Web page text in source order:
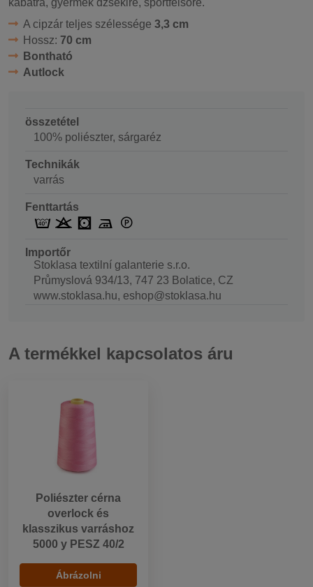
kabátra, gyermek dzsekire, sportfelsőre.
A cipzár teljes szélessége 3,3 cm
Hossz: 70 cm
Bontható
Autlock
összetétel
100% poliészter, sárgaréz
Technikák
varrás
Fenttartás
Importőr
Stoklasa textilní galanterie s.r.o.
Průmyslová 934/13, 747 23 Bolatice, CZ
www.stoklasa.hu, eshop@stoklasa.hu
A termékkel kapcsolatos áru
Poliészter cérna
overlock és
klasszikus varráshoz
5000 y PESZ 40/2
Ábrázolni